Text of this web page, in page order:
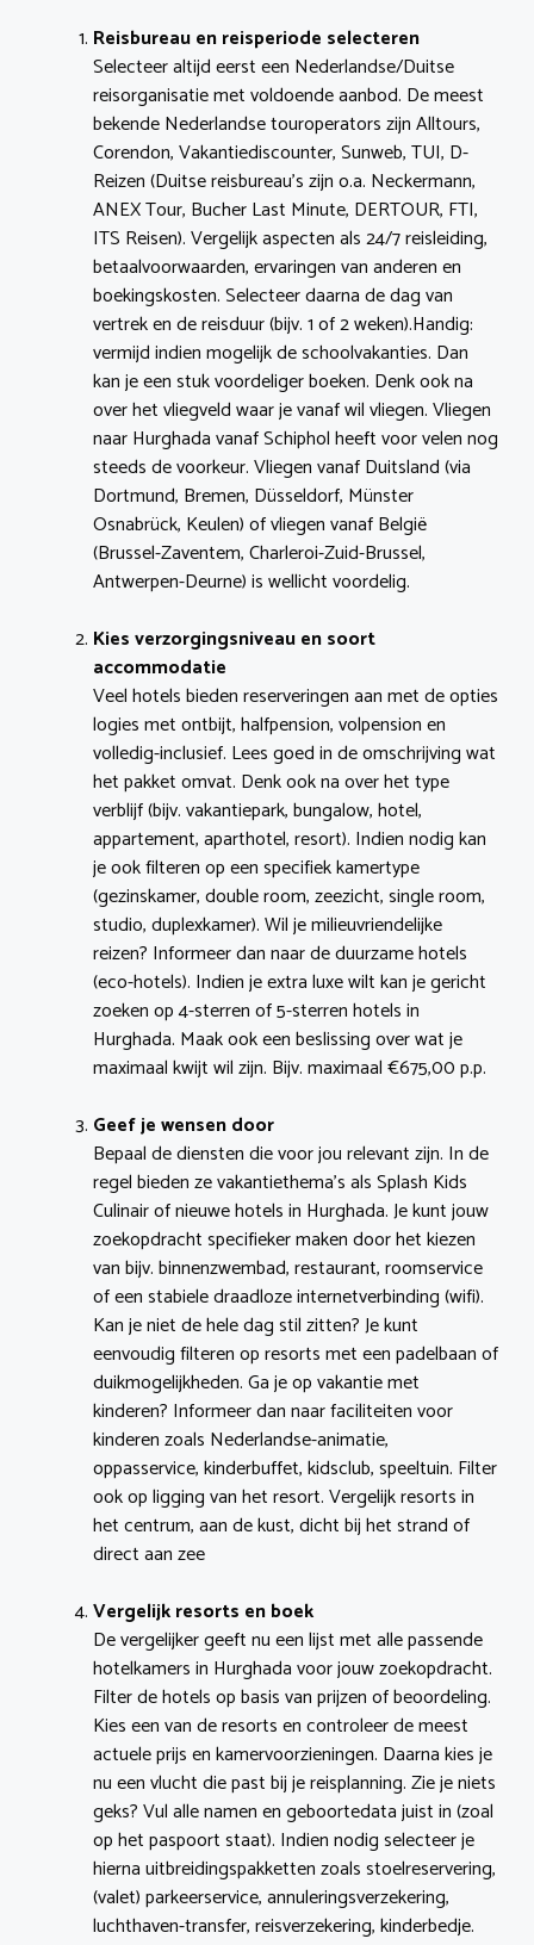
Reisbureau en reisperiode selecteren
Selecteer altijd eerst een Nederlandse/Duitse
reisorganisatie met voldoende aanbod. De meest
bekende Nederlandse touroperators zijn Alltours,
Corendon, Vakantiediscounter, Sunweb, TUI, D-
Reizen (Duitse reisbureau’s zijn o.a. Neckermann,
ANEX Tour, Bucher Last Minute, DERTOUR, FTI,
ITS Reisen). Vergelijk aspecten als 24/7 reisleiding,
betaalvoorwaarden, ervaringen van anderen en
boekingskosten. Selecteer daarna de dag van
vertrek en de reisduur (bijv. 1 of 2 weken).Handig:
vermijd indien mogelijk de schoolvakanties. Dan
kan je een stuk voordeliger boeken. Denk ook na
over het vliegveld waar je vanaf wil vliegen. Vliegen
naar Hurghada vanaf Schiphol heeft voor velen nog
steeds de voorkeur. Vliegen vanaf Duitsland (via
Dortmund, Bremen, Düsseldorf, Münster
Osnabrück, Keulen) of vliegen vanaf België
(Brussel-Zaventem, Charleroi-Zuid-Brussel,
Antwerpen-Deurne) is wellicht voordelig.
Kies verzorgingsniveau en soort
accommodatie
Veel hotels bieden reserveringen aan met de opties
logies met ontbijt, halfpension, volpension en
volledig-inclusief. Lees goed in de omschrijving wat
het pakket omvat. Denk ook na over het type
verblijf (bijv. vakantiepark, bungalow, hotel,
appartement, aparthotel, resort). Indien nodig kan
je ook filteren op een specifiek kamertype
(gezinskamer, double room, zeezicht, single room,
studio, duplexkamer). Wil je milieuvriendelijke
reizen? Informeer dan naar de duurzame hotels
(eco-hotels). Indien je extra luxe wilt kan je gericht
zoeken op 4-sterren of 5-sterren hotels in
Hurghada. Maak ook een beslissing over wat je
maximaal kwijt wil zijn. Bijv. maximaal €675,00 p.p.
Geef je wensen door
Bepaal de diensten die voor jou relevant zijn. In de
regel bieden ze vakantiethema’s als Splash Kids
Culinair of nieuwe hotels in Hurghada. Je kunt jouw
zoekopdracht specifieker maken door het kiezen
van bijv. binnenzwembad, restaurant, roomservice
of een stabiele draadloze internetverbinding (wifi).
Kan je niet de hele dag stil zitten? Je kunt
eenvoudig filteren op resorts met een padelbaan of
duikmogelijkheden. Ga je op vakantie met
kinderen? Informeer dan naar faciliteiten voor
kinderen zoals Nederlandse-animatie,
oppasservice, kinderbuffet, kidsclub, speeltuin. Filter
ook op ligging van het resort. Vergelijk resorts in
het centrum, aan de kust, dicht bij het strand of
direct aan zee
Vergelijk resorts en boek
De vergelijker geeft nu een lijst met alle passende
hotelkamers in Hurghada voor jouw zoekopdracht.
Filter de hotels op basis van prijzen of beoordeling.
Kies een van de resorts en controleer de meest
actuele prijs en kamervoorzieningen. Daarna kies je
nu een vlucht die past bij je reisplanning. Zie je niets
geks? Vul alle namen en geboortedata juist in (zoal
op het paspoort staat). Indien nodig selecteer je
hierna uitbreidingspakketten zoals stoelreservering,
(valet) parkeerservice, annuleringsverzekering,
luchthaven-transfer, reisverzekering, kinderbedje.